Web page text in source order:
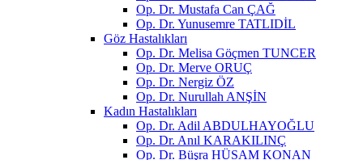
Op. Dr. Mustafa Can ÇAĞ
Op. Dr. Yunusemre TATLIDİL
Göz Hastalıkları
Op. Dr. Melisa Göçmen TUNCER
Op. Dr. Merve ORUÇ
Op. Dr. Nergiz ÖZ
Op. Dr. Nurullah ANŞİN
Kadın Hastalıkları
Op. Dr. Adil ABDULHAYOĞLU
Op. Dr. Anıl KARAKILINÇ
Op. Dr. Büşra HÜSAM KONAN